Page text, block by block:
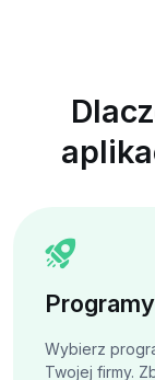
Wybierz
Twojej firmy.